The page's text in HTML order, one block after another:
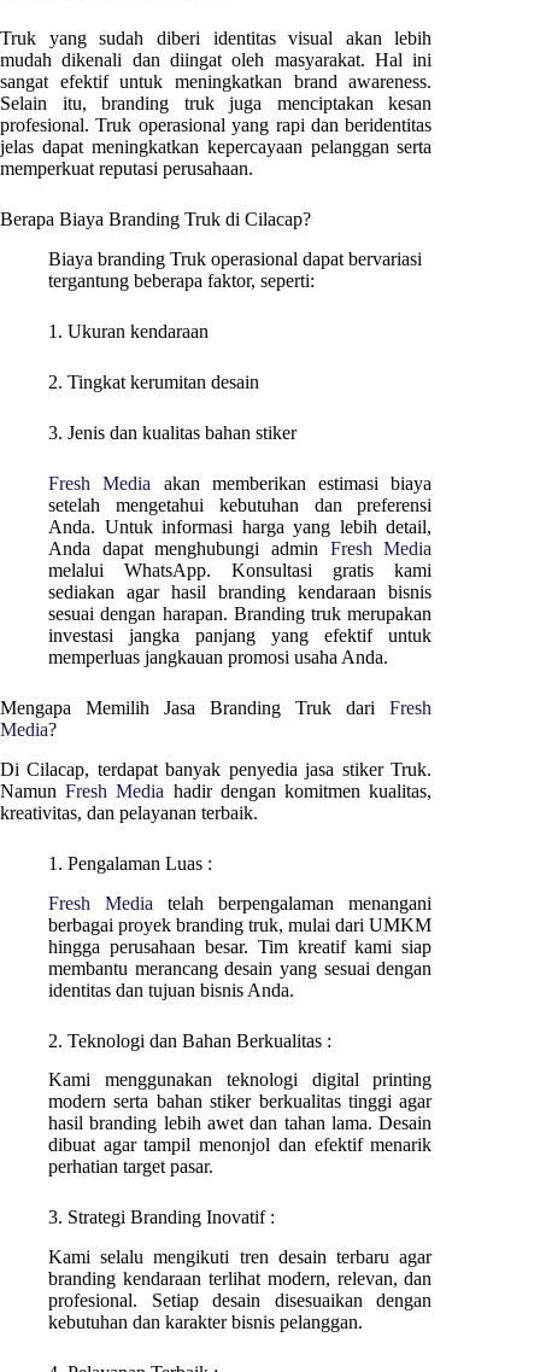
Truk yang sudah diberi identitas visual akan lebih
mudah dikenali dan diingat oleh masyarakat. Hal ini
sangat efektif untuk meningkatkan brand awareness.
Selain itu, branding truk juga menciptakan kesan
profesional. Truk operasional yang rapi dan beridentitas
jelas dapat meningkatkan kepercayaan pelanggan serta
memperkuat reputasi perusahaan.
Berapa Biaya Branding Truk di Cilacap?
Biaya branding Truk operasional dapat bervariasi
tergantung beberapa faktor, seperti:
1. Ukuran kendaraan
2. Tingkat kerumitan desain
3. Jenis dan kualitas bahan stiker
Fresh Media akan memberikan estimasi biaya
setelah mengetahui kebutuhan dan preferensi
Anda. Untuk informasi harga yang lebih detail,
Anda dapat menghubungi admin Fresh Media
melalui WhatsApp. Konsultasi gratis kami
sediakan agar hasil branding kendaraan bisnis
sesuai dengan harapan. Branding truk merupakan
investasi jangka panjang yang efektif untuk
memperluas jangkauan promosi usaha Anda.
Mengapa Memilih Jasa Branding Truk dariFresh
Media?
DiCilacap, terdapat banyak penyedia jasa stiker Truk.
NamunFresh Media hadir dengan komitmen kualitas,
kreativitas, dan pelayanan terbaik.
1. Pengalaman Luas :
Fresh Media telah berpengalaman menangani
berbagai proyek branding truk, mulai dari UMKM
hingga perusahaan besar. Tim kreatif kami siap
membantu merancang desain yang sesuai dengan
identitas dan tujuan bisnis Anda.
2. Teknologi dan Bahan Berkualitas :
Kami menggunakan teknologi digital printing
modern serta bahan stiker berkualitas tinggi agar
hasil branding lebih awet dan tahan lama. Desain
dibuat agar tampil menonjol dan efektif menarik
perhatian target pasar.
3. Strategi Branding Inovatif :
Kami selalu mengikuti tren desain terbaru agar
branding kendaraan terlihat modern, relevan, dan
profesional. Setiap desain disesuaikan dengan
kebutuhan dan karakter bisnis pelanggan.